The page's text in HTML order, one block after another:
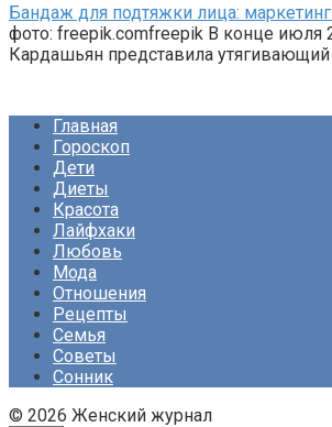
Бандаж для подтяжки лица:
фото: freepik.comfreepik В конце июля
Кардашьян представила
Главная
Гороскоп
Дети
Диеты
Красота
Лайфхаки
Любовь
Мода
Отношения
Рецепты
Семья
Советы
Сонник
© 2026 Женский журнал